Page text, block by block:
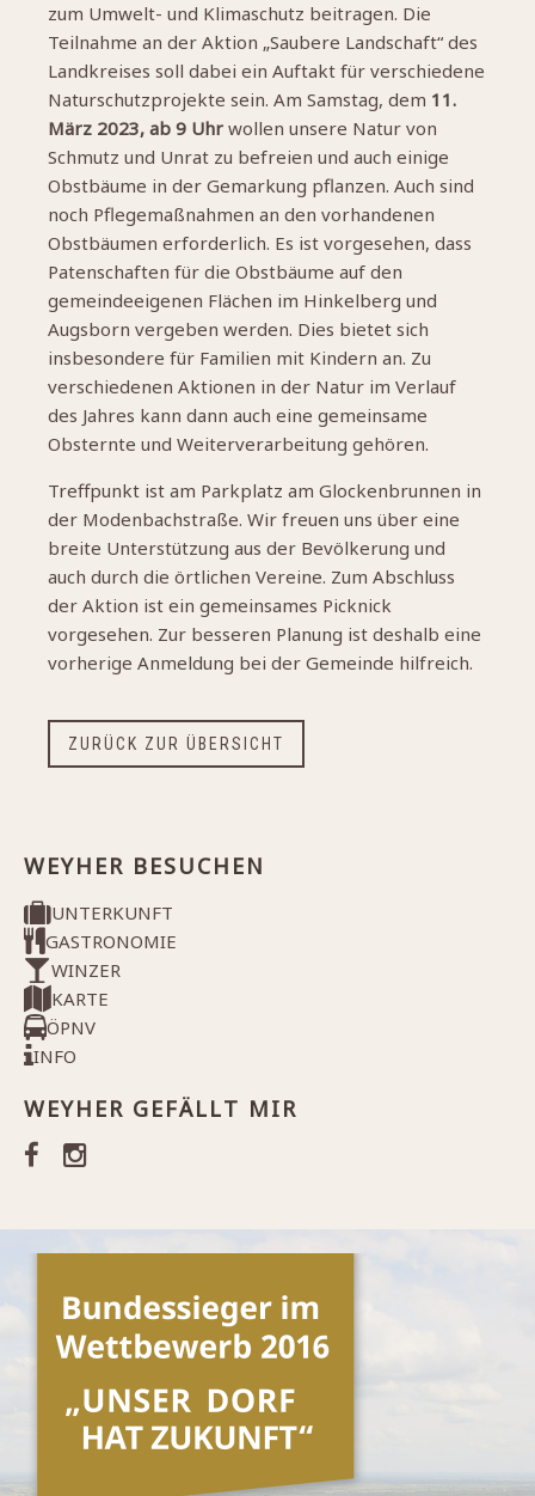
zum Umwelt- und Klimaschutz beitragen. Die
Teilnahme an der Aktion „Saubere Landschaft“ des
Landkreises soll dabei ein Auftakt für verschiedene
Naturschutzprojekte sein. Am Samstag, dem 11.
März 2023, ab 9 Uhr wollen unsere Natur von
Schmutz und Unrat zu befreien und auch einige
Obstbäume in der Gemarkung pflanzen. Auch sind
noch Pflegemaßnahmen an den vorhandenen
Obstbäumen erforderlich. Es ist vorgesehen, dass
Patenschaften für die Obstbäume auf den
gemeindeeigenen Flächen im Hinkelberg und
Augsborn vergeben werden. Dies bietet sich
insbesondere für Familien mit Kindern an. Zu
verschiedenen Aktionen in der Natur im Verlauf
des Jahres kann dann auch eine gemeinsame
Obsternte und Weiterverarbeitung gehören.
Treffpunkt ist am Parkplatz am Glockenbrunnen in
der Modenbachstraße. Wir freuen uns über eine
breite Unterstützung aus der Bevölkerung und
auch durch die örtlichen Vereine. Zum Abschluss
der Aktion ist ein gemeinsames Picknick
vorgesehen. Zur besseren Planung ist deshalb eine
vorherige Anmeldung bei der Gemeinde hilfreich.
ZURÜCK ZUR ÜBERSICHT
WEYHER BESUCHEN
UNTERKUNFT
GASTRONOMIE
WINZER
KARTE
ÖPNV
INFO
WEYHER GEFÄLLT MIR